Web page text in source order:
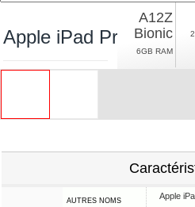
Apple iPad Pro 11
A12Z
Bionic
6GB RAM
AUTRES NOMS
Apple